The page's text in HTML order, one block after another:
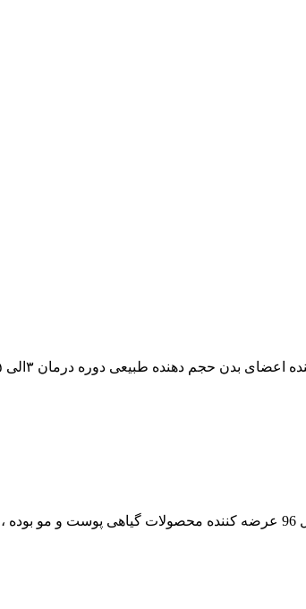
بدن حجم دهنده طبیعی دوره درمان ۳الی ۵ ماه